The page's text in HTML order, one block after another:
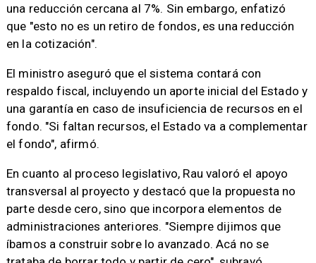
una reducción cercana al 7%. Sin embargo, enfatizó
que "esto no es un retiro de fondos, es una reducción
en la cotización".
El ministro aseguró que el sistema contará con
respaldo fiscal, incluyendo un aporte inicial del Estado y
una garantía en caso de insuficiencia de recursos en el
fondo. "Si faltan recursos, el Estado va a complementar
el fondo", afirmó.
En cuanto al proceso legislativo, Rau valoró el apoyo
transversal al proyecto y destacó que la propuesta no
parte desde cero, sino que incorpora elementos de
administraciones anteriores. "Siempre dijimos que
íbamos a construir sobre lo avanzado. Acá no se